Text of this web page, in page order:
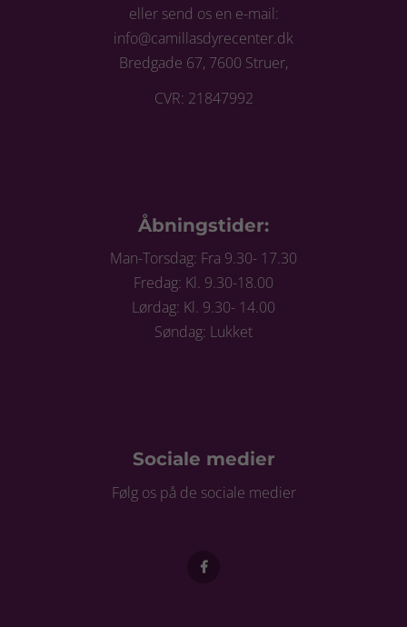
eller send os en e-mail:
info@camillasdyrecenter.dk
Bredgade 67, 7600 Struer,
CVR: 21847992
Åbningstider:
Man-Torsdag: Fra 9.30- 17.30
Fredag: Kl. 9.30-18.00
Lørdag: Kl. 9.30- 14.00
Søndag: Lukket
Sociale medier
Følg os på de sociale medier